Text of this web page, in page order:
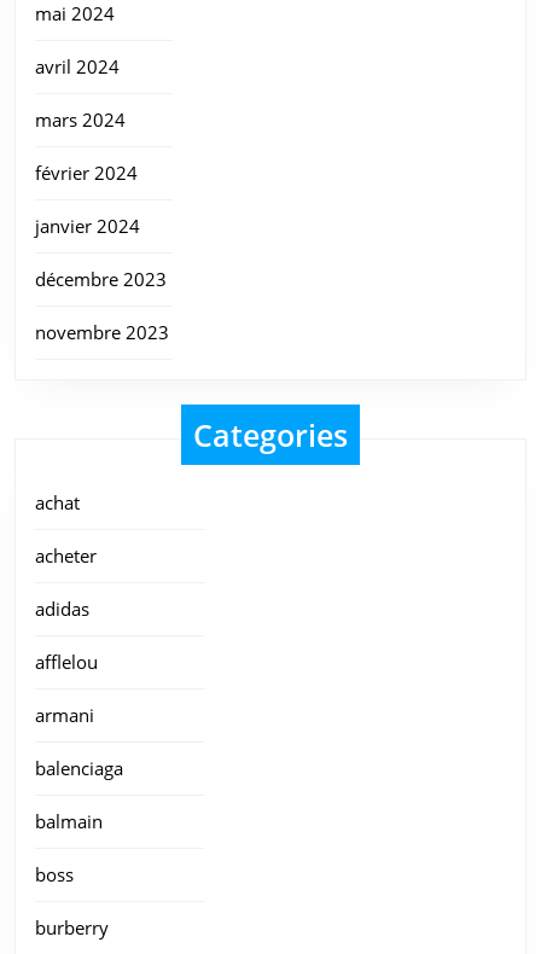
mai 2024
avril 2024
mars 2024
février 2024
janvier 2024
décembre 2023
novembre 2023
Categories
achat
acheter
adidas
afflelou
armani
balenciaga
balmain
boss
burberry